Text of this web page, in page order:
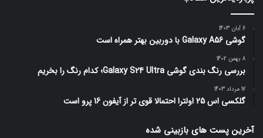
6 آبان 1403
گوشی Galaxy A56 با دوربین بهتر همراه است
8 بهمن 1402
بررسی رنگ بندی گوشی Galaxy S24 Ultra؛ کدام رنگ را بخریم
17 مرداد 1403
گلکسی اس 25 اولترا احتمالا قوی تر از آیفون 16 پرو است
آخرین پست های بازبینی شده